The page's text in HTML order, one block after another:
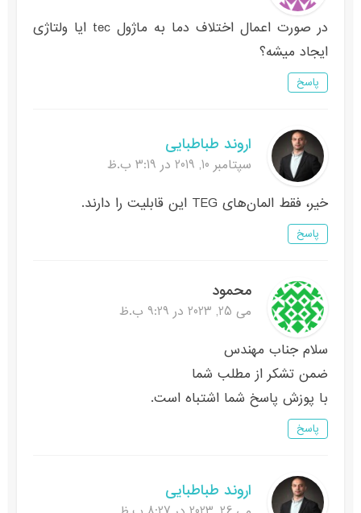
در صورت اعمال اختلاف دما به ماژول tec ایا ولتاژی
ایجاد میشه؟
پاسخ
اروند طباطبایی
سپتامبر 10, 2019 در 3:19 ب.ظ
خیر، فقط المان‌های TEG این قابلیت را دارند.
پاسخ
محمود
می 25, 2023 در 9:29 ب.ظ
سلام جناب مهندس
ضمن تشکر از مطلب شما
با پوزش پاسخ شما اشتباه است.
پاسخ
اروند طباطبایی